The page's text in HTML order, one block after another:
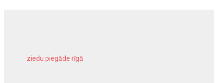
ziedu piegāde rīgā